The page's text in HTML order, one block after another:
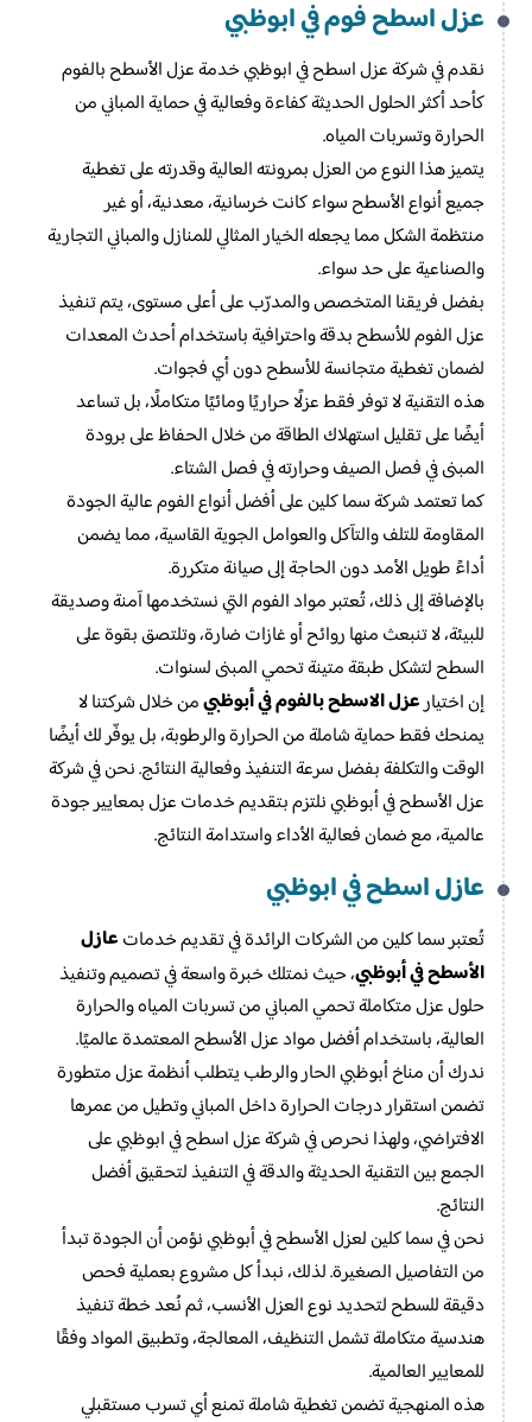
عزل اسطح فوم​ في ابوظبي
نقدم في شركة عزل اسطح في ابوظبي خدمة عزل الأسطح بالفوم
كأحد أكثر الحلول الحديثة كفاءة وفعالية في حماية المباني من
الحرارة وتسربات المياه.
يتميز هذا النوع من العزل بمرونته العالية وقدرته على تغطية
جميع أنواع الأسطح سواء كانت خرسانية، معدنية، أو غير
منتظمة الشكل مما يجعله الخيار المثالي للمنازل والمباني التجارية
والصناعية على حد سواء.
بفضل فريقنا المتخصص والمدرّب على أعلى مستوى، يتم تنفيذ
عزل الفوم للأسطح بدقة واحترافية باستخدام أحدث المعدات
لضمان تغطية متجانسة للأسطح دون أي فجوات.
هذه التقنية لا توفر فقط عزلًا حراريًا ومائيًا متكاملًا، بل تساعد
أيضًا على تقليل استهلاك الطاقة من خلال الحفاظ على برودة
المبنى في فصل الصيف وحرارته في فصل الشتاء.
كما تعتمد شركة سما كلين على أفضل أنواع الفوم عالية الجودة
المقاومة للتلف والتآكل والعوامل الجوية القاسية، مما يضمن
أداءً طويل الأمد دون الحاجة إلى صيانة متكررة.
بالإضافة إلى ذلك، تُعتبر مواد الفوم التي نستخدمها آمنة وصديقة
للبيئة، لا تنبعث منها روائح أو غازات ضارة، وتلتصق بقوة على
السطح لتشكل طبقة متينة تحمي المبنى لسنوات.
إن اختيارعزل الاسطح بالفوم​ في أبوظبيمن خلال شركتنا لا
يمنحك فقط حماية شاملة من الحرارة والرطوبة، بل يوفّر لك أيضًا
الوقت والتكلفة بفضل سرعة التنفيذ وفعالية النتائج. نحن في شركة
عزل الأسطح في أبوظبي نلتزم بتقديم خدمات عزل بمعايير جودة
عالمية، مع ضمان فعالية الأداء واستدامة النتائج.
عازل اسطح في ابوظبي
تُعتبر سما كلين من الشركات الرائدة في تقديم خدماتعازل
الأسطح في أبوظبي، حيث نمتلك خبرة واسعة في تصميم وتنفيذ
حلول عزل متكاملة تحمي المباني من تسربات المياه والحرارة
العالية، باستخدام أفضل مواد عزل الأسطح المعتمدة عالميًا.
ندرك أن مناخ أبوظبي الحار والرطب يتطلب أنظمة عزل متطورة
تضمن استقرار درجات الحرارة داخل المباني وتطيل من عمرها
الافتراضي، ولهذا نحرص في شركة عزل اسطح في ابوظبي على
الجمع بين التقنية الحديثة والدقة في التنفيذ لتحقيق أفضل
النتائج.
نحن في سما كلين لعزل الأسطح في أبوظبي نؤمن أن الجودة تبدأ
من التفاصيل الصغيرة. لذلك، نبدأ كل مشروع بعملية فحص
دقيقة للسطح لتحديد نوع العزل الأنسب، ثم نُعد خطة تنفيذ
هندسية متكاملة تشمل التنظيف، المعالجة، وتطبيق المواد وفقًا
للمعايير العالمية.
هذه المنهجية تضمن تغطية شاملة تمنع أي تسرب مستقبلي